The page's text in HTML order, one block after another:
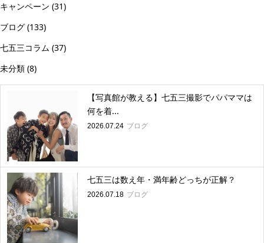
キャンペーン (31)
ブログ (133)
七五三コラム (37)
未分類 (8)
【写真館が教える】七五三撮影でパパママは
何を着...
2026.07.24 ブログ
七五三は数え年・満年齢どっちが正解？
2026.07.18 ブログ